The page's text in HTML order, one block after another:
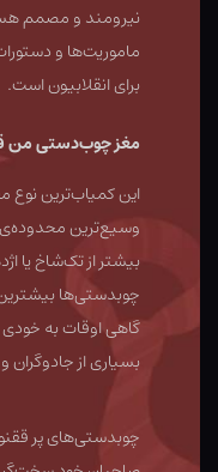
نیرومند و مصمم
ماموریت‌ها و
برای انقلابیون است.
مغز چوب‌دستی من
این کمیاب‌ترین نوع
وسیع‌ترین محدوده‌ی
بیشتر از تک‌شاخ یا
چوبدستی‌ها
گاهی اوقات به
بسیاری از جادوگران
چوبدستی‌های پر